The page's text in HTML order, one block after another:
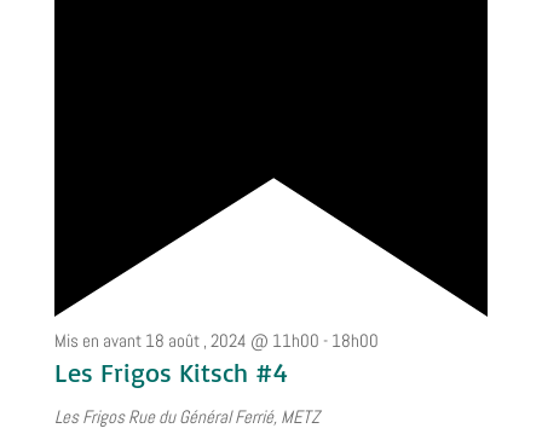
Mis en avant 18 août , 2024 @ 11h00 - 18h00
Les Frigos Kitsch #4
Les FrigosRue du Général Ferrié, METZ